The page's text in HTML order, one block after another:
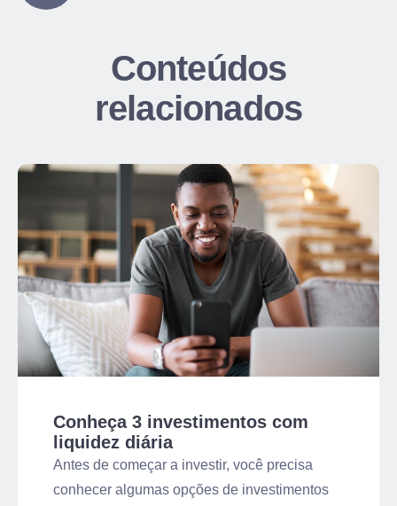
Conteúdos
relacionados
Conheça 3 investimentos com
liquidez diária
Antes de começar a investir, você precisa
conhecer algumas opções de investimentos